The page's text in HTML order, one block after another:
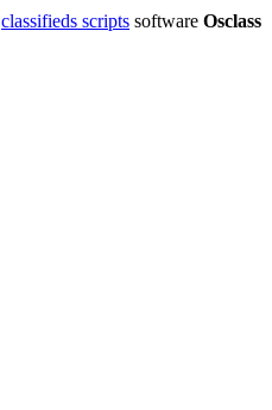
classifieds scripts software Osclass